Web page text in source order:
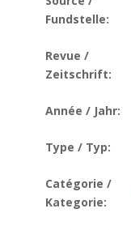
Fundstelle:
Revue /
Zeitschrift:
Année / Jahr:
Type / Typ:
Catégorie /
Kategorie: